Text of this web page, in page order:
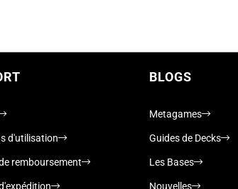
d'utilisation
remboursement
BLOGS
Metagames
Guides de Decks
Les Bases
Nouvelles